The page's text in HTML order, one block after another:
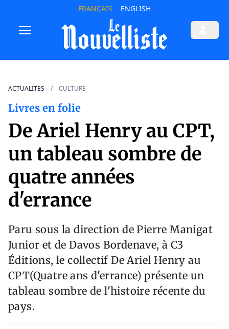
FRANÇAIS ENGLISH
ACTUALITES CULTURE
Livres en folie
De Ariel Henry au CPT,
un tableau sombre de
quatre années
d'errance
Paru sous la direction de Pierre Manigat
Junior et de Davos Bordenave, à C3
Éditions, le collectif De Ariel Henry au
CPT(Quatre ans d'errance) présente un
tableau sombre de l'histoire récente du
pays.